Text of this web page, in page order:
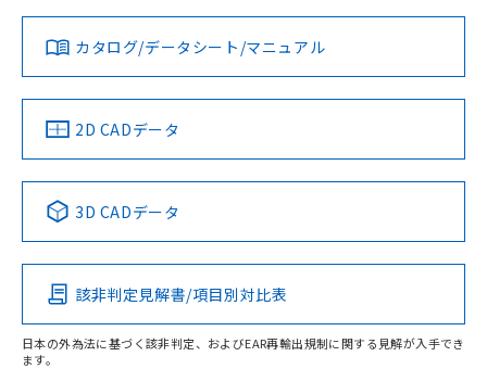
対応済み
中国 RoHS 注意事項・凡例
Pb Hg Cd Cr(VI)
O
LR型式承認
（イギリス
船舶規格）
DNV型式承認
（ノルウェー
BV型式承認
（フランス
KR型式
（韓国
No No No No
この製品の規格認証/適合状況ページへ
その他の認証はこちらのページからご検索ください
カタログ/データシート/マニュアル
2D CADデータ
3D CADデータ
該非判定見解書/項目別対比表
日本の外為法に基づく該非判定、およびEAR再輸出規制に関する見解が入手でき
ます。
※当社の共同利用者とは、"個人情報
の共同利用に関して"
の「1.共同利
EU RoHS指令（10物質）の非含有証明書
51物質の非含有証明書（当社基準）
※本証明書は発行日時点で非含有を証明す
るもので、過去に遡って非含有を証明する
ものではありません。
また、RoHS指令のフタル酸エステル類４
既に当社にて対応品への在庫切替を完了
していることから、特段のことがない限
り、2022年1月12日より割愛しておりま
す。